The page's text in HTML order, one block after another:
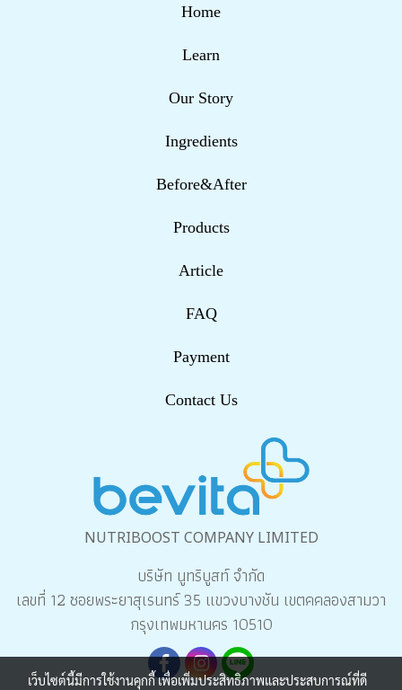
Home
Learn
Our Story
Ingredients
Before&After
Products
Article
FAQ
Payment
Contact Us
NUTRIBOOST COMPANY LIMITED
บริษัท นูทริบูสท์ จำกัด
เลขที่ 12 ซอยพระยาสุเรนทร์ 35 แขวงบางชัน เขตคคลองสามวา
กรุงเทพมหานคร 10510
เว็บไซต์นี้มีการใช้งานคุกกี้ เพื่อเพิ่มประสิทธิภาพและประสบการณ์ที่ดี